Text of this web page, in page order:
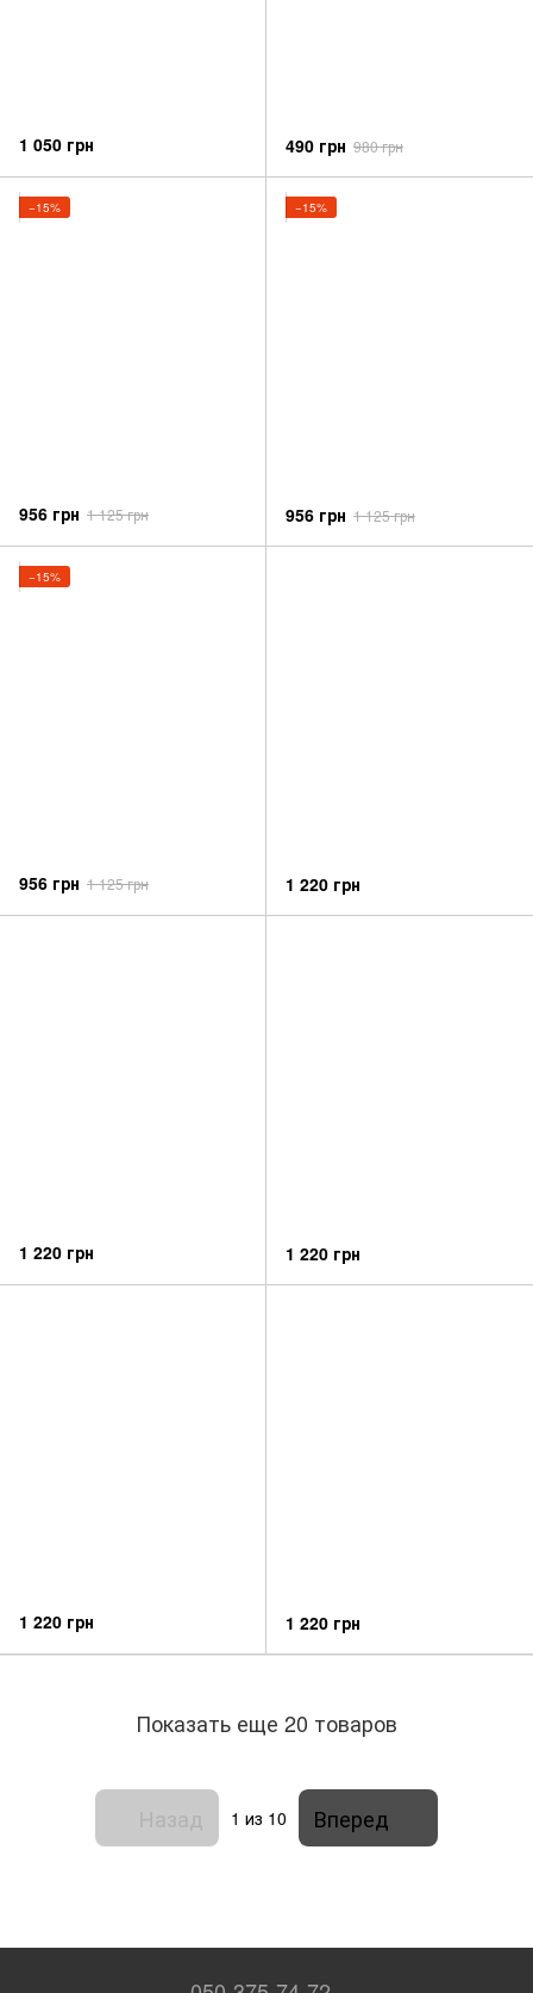
1 050 грн 490 грн 980 грн
−15%
956 грн 1 125 грн
−15%
956 грн 1 125 грн
−15%
956 грн 1 125 грн 1 220 грн
1 220 грн 1 220 грн
1 220 грн 1 220 грн
Показать еще 20 товаров
1 из 10 Вперед